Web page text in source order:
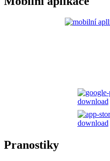
Pranostiky